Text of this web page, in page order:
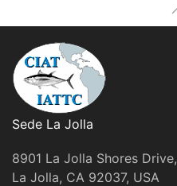
Sede La Jolla
8901 La Jolla Shores Drive,
La Jolla, CA 92037, USA